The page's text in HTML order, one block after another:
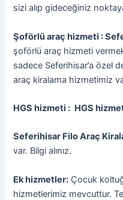
sizi alıp gideceğiniz
Şoförlü araç hizmeti :
şoförlü araç hizmeti
sadece Seferihisar’a özel
araç kiralama hizmetimiz
HGS hizmeti : HGS
Seferihisar Filo Araç
var. Bilgi alınız.
Ek hizmetler: Çocuk
hizmetlerimiz mevcuttur.